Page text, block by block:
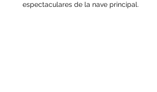
espectaculares de la nave principal.